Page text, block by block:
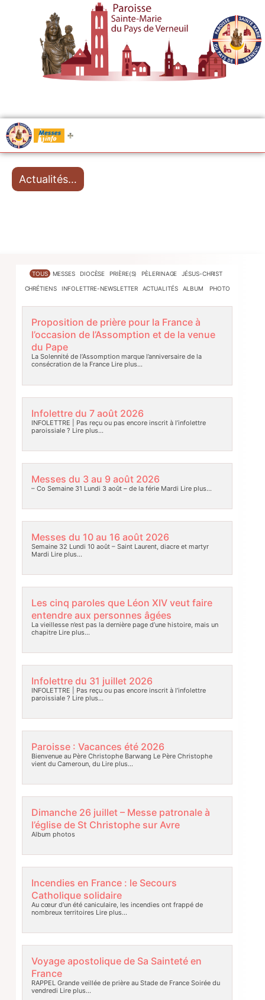
Messes
Actualités…
TOUS MESSES DIOCÈSE PRIÈRE(S) PÈLERINAGE JÉSUS-CHRIST
CHRÉTIENS INFOLETTRE-NEWSLETTER ACTUALITÉS ALBUM PHOTO
Proposition de prière pour la France à
l’occasion de l’Assomption et de la venue
du Pape
La Solennité de l’Assomption marque l’anniversaire de la
consécration de la FranceLire plus…
Infolettre du 7 août 2026
INFOLETTRE | Pas reçu ou pas encore inscrit à l’infolettre
paroissiale ? Lire plus…
Messes du 3 au 9 août 2026
– Co Semaine 31 Lundi 3 août – de la férie Mardi Lire plus…
Messes du 10 au 16 août 2026
Semaine 32 Lundi 10 août – Saint Laurent, diacre et martyr
Mardi Lire plus…
Les cinq paroles que Léon XIV veut faire
entendre aux personnes âgées
La vieillesse n’est pas la dernière page d’une histoire, mais un
chapitreLire plus…
Infolettre du 31 juillet 2026
INFOLETTRE | Pas reçu ou pas encore inscrit à l’infolettre
paroissiale ? Lire plus…
Paroisse : Vacances été 2026
Bienvenue au Père Christophe Barwang Le Père Christophe
vient du Cameroun, duLire plus…
Dimanche 26 juillet – Messe patronale à
l’église de St Christophe sur Avre
Album photos
Incendies en France : le Secours
Catholique solidaire
Au cœur d’un été caniculaire, les incendies ont frappé de
nombreux territoires Lire plus…
Voyage apostolique de Sa Sainteté en
France
RAPPEL Grande veillée de prière au Stade de France Soirée du
vendredi Lire plus…